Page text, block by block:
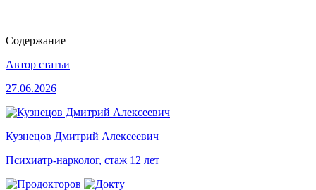
Содержание
Автор статьи
27.06.2026
Кузнецов Дмитрий Алексеевич
Психиатр-нарколог, стаж 12 лет